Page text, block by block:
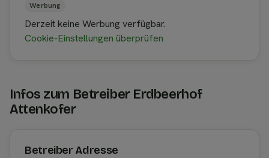
Werbung
Derzeit keine Werbung verfügbar.
Cookie-Einstellungen überprüfen
Infos zum Betreiber Erdbeerhof
Attenkofer
Betreiber Adresse